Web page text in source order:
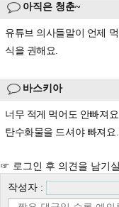
아직은 청춘~
유튜브 의사들말이 언제
식을 권해요.
바스키아
너무 적게 먹어도 안빠져
탄수화물을 드셔야 빠져
☞ 로그인 후 의견을 남기
작성자 :